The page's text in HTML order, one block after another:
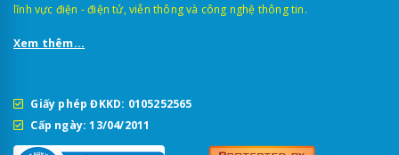
lĩnh vực điện - điện tử, viễn thông và công nghệ thông tin.
Xem thêm...
Giấy phép ĐKKD: 0105252565
Cấp ngày: 13/04/2011